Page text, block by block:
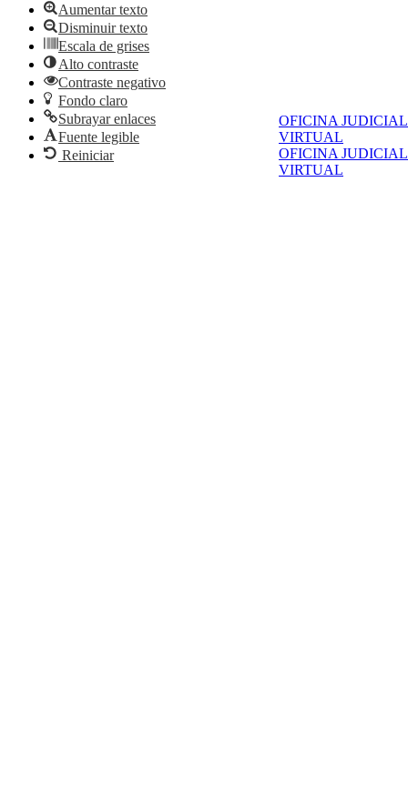
OFICINA JUDICIAL
VIRTUAL
OFICINA JUDICIAL
VIRTUAL
Aumentar texto
Disminuir texto
Escala de grises
Alto contraste
Contraste negativo
Fondo claro
Subrayar enlaces
Fuente legible
Reiniciar